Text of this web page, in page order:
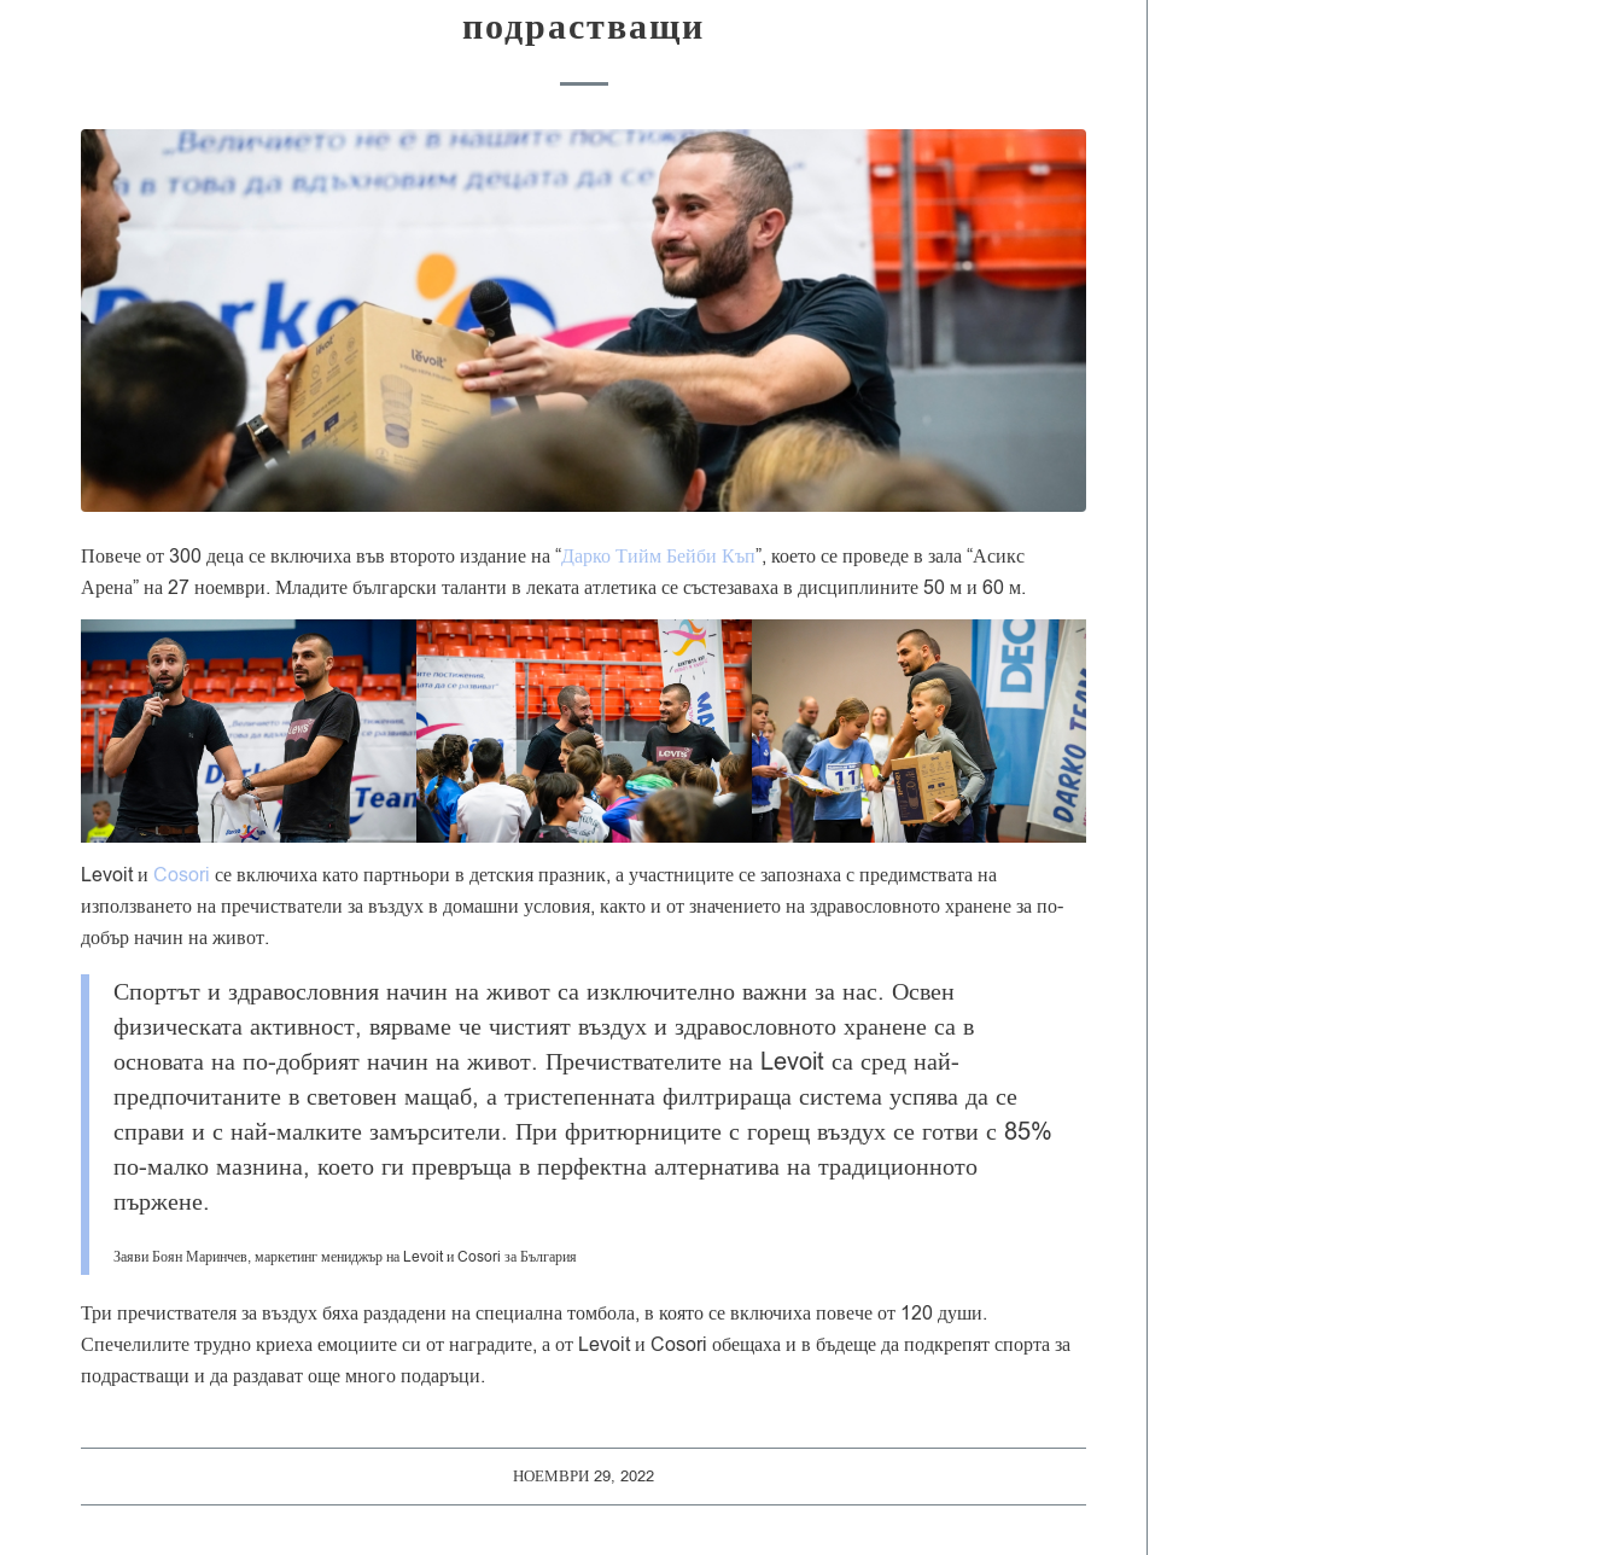
подрастващи
Повече от 300 деца се включиха във второто издание на “Дарко Тийм Бейби Къп”, което се проведе в зала “Асикс
Арена” на 27 ноември. Младите български таланти в леката атлетика се състезаваха в дисциплините 50 м и 60 м.
Levoit и Cosori се включиха като партньори в детския празник, а участниците се запознаха с предимствата на
използването на пречистватели за въздух в домашни условия, както и от значението на здравословното хранене за по-
добър начин на живот.
Спортът и здравословния начин на живот са изключително важни за нас. Освен
физическата активност, вярваме че чистият въздух и здравословното хранене са в
основата на по-добрият начин на живот. Пречиствателите на Levoit са сред най-
предпочитаните в световен мащаб, а тристепенната филтрираща система успява да се
справи и с най-малките замърсители. При фритюрниците с горещ въздух се готви с 85%
по-малко мазнина, което ги превръща в перфектна алтернатива на традиционното
пържене.
Заяви Боян Маринчев, маркетинг мениджър на Levoit и Cosori за България
Три пречиствателя за въздух бяха раздадени на специална томбола, в която се включиха повече от 120 души.
Спечелилите трудно криеха емоциите си от наградите, а от Levoit и Cosori обещаха и в бъдеще да подкрепят спорта за
подрастващи и да раздават още много подаръци.
НОЕМВРИ 29, 2022